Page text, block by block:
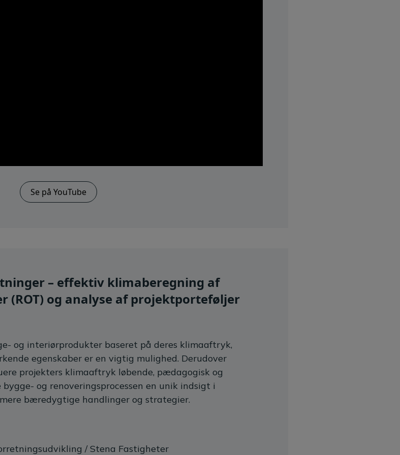
Se på YouTube
– effektiv klimaberegning af
(ROT) og analyse af projektporteføljer
og interiørprodukter baseret på deres klimaaftryk,
egenskaber er en vigtig mulighed. Derudover
projekters klimaaftryk løbende, pædagogisk og
og renoveringsprocessen en unik indsigt i
bæredygtige handlinger og strategier.
/ Stena Fastigheter